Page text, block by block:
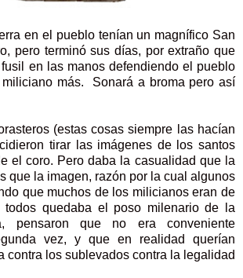
en el pueblo tenían un magnífico San
pero terminó sus días, por extraño que
en las manos defendiendo el pueblo
más. Sonará a broma pero así
(estas cosas siempre las hacían
tirar las imágenes de los santos
el coro. Pero daba la casualidad que la
que la imagen, razón por la cual algunos
que muchos de los milicianos eran de
quedaba el poso milenario de la
pensaron que no era conveniente
vez, y que en realidad querían
contra los sublevados contra la legalidad